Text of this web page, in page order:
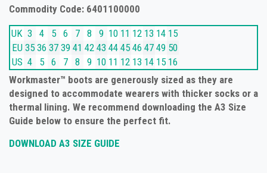
Commodity Code: 6401100000
UK 3 4 5 6 7 8 9 10 11 12 13 14 15
EU 35 36 37 39 41 42 43 44 45 46 47 49 50
US 4 5 6 7 8 9 10 11 12 13 14 15 16
Workmaster™ boots are generously sized as they are
designed to accommodate wearers with thicker socks or a
thermal lining. We recommend downloading the A3 Size
Guide below to ensure the perfect fit.
DOWNLOAD A3 SIZE GUIDE